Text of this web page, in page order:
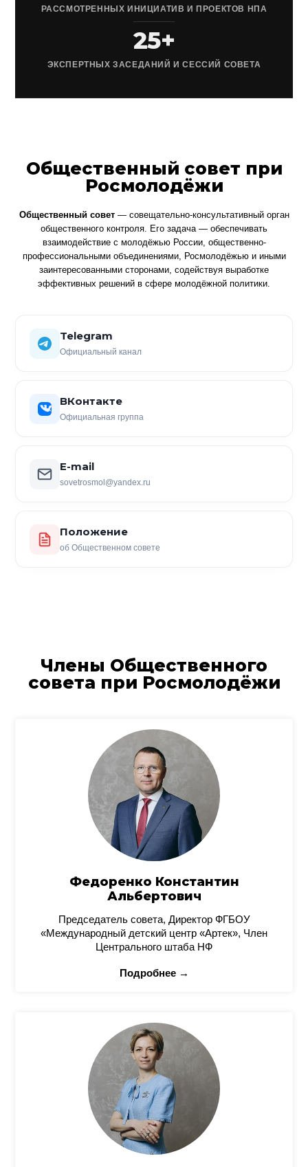
РАССМОТРЕННЫХ ИНИЦИАТИВ И ПРОЕКТОВ НПА
25+
ЭКСПЕРТНЫХ ЗАСЕДАНИЙ И СЕССИЙ СОВЕТА
Общественный совет при
Росмолодёжи
Общественный совет— совещательно-консультативный орган
общественного контроля. Его задача — обеспечивать
взаимодействие с молодёжью России, общественно-
профессиональными объединениями, Росмолодёжью и иными
заинтересованными сторонами, содействуя выработке
эффективных решений в сфере молодёжной политики.
Telegram
Официальный канал
ВКонтакте
Официальная группа
E-mail
sovetrosmol@yandex.ru
Положение
об Общественном совете
Члены Общественного
совета при Росмолодёжи
Федоренко Константин
Альбертович
Председатель совета, Директор ФГБОУ
«Международный детский центр «Артек», Член
Центрального штаба НФ
Подробнее →